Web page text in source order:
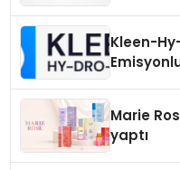
Kleen-
Marie
yaptı